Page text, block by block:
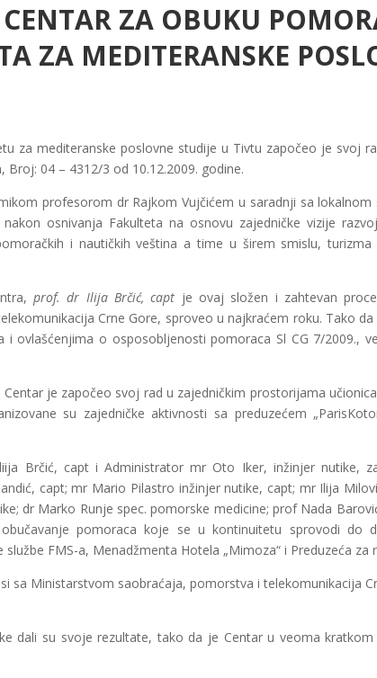
CENTAR ZA OBUKU
ZA MEDITERANSKE
za mediteranske poslovne studije u Tivtu započeo je svoj
04 – 4312/3 od 10.12.2009. godine.
profesorom dr Rajkom Vujčićem u saradnji sa
osnivanja Fakulteta na osnovu zajedničke vizije
i nautičkih veština a time u širem smislu,
prof. dr Ilija Brčić, capt je ovaj složen i zahtevan
Crne Gore, sproveo u najkraćem roku. Tako
ovlašćenjima o osposobljenosti pomoraca Sl CG 7/2009.,
je započeo svoj rad u zajedničkim prostorijama
su zajedničke aktivnosti sa preduzećem
Brčić, capt i Administrator mr Oto Iker, inžinjer nutike,
capt; mr Mario Pilastro inžinjer nutike, capt; mr Ilija
dr Marko Runje spec. pomorske medicine; prof Nada
pomoraca koje se u kontinuitetu sprovodi do
FMS-a, Menadžmenta Hotela „Mimoza“ i Preduzeća
sa Ministarstvom saobraćaja, pomorstva i telekomunikacija
dali su svoje rezultate, tako da je Centar u veoma